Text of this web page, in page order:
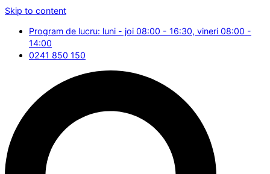
Skip to content
Program de lucru: luni - joi 08:00 - 16:30, vineri 08:00 -
14:00
0241 850 150